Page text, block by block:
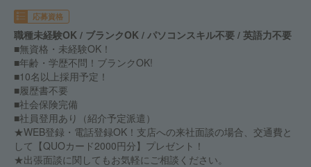
応募資格
職種未経験OK / ブランクOK / パソコンスキル不要 / 英語力不要
■無資格・未経験OK！
■年齢・学歴不問！ブランクOK!
■10名以上採用予定！
■履歴書不要
■社会保険完備
■社員登用あり（紹介予定派遣）
★WEB登録・電話登録OK！支店への来社面談の場合、交通費と
して【QUOカード2000円分】プレゼント！
★出張面談に関してもお気軽にご相談ください。